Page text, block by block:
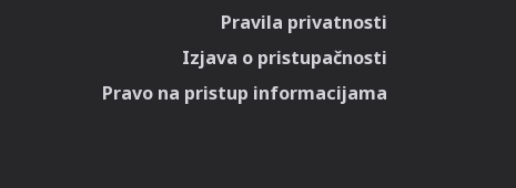
Pravila privatnosti
Izjava o pristupačnosti
Pravo na pristup informacijama